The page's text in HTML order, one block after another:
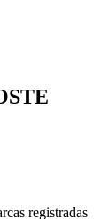
registradas